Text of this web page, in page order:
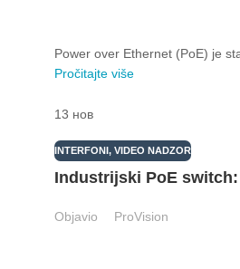
Power over Ethernet (PoE) je
Pročitajte više
13 нов
INTERFONI , VIDEO NADZOR
Industrijski PoE
Objavio ProVision